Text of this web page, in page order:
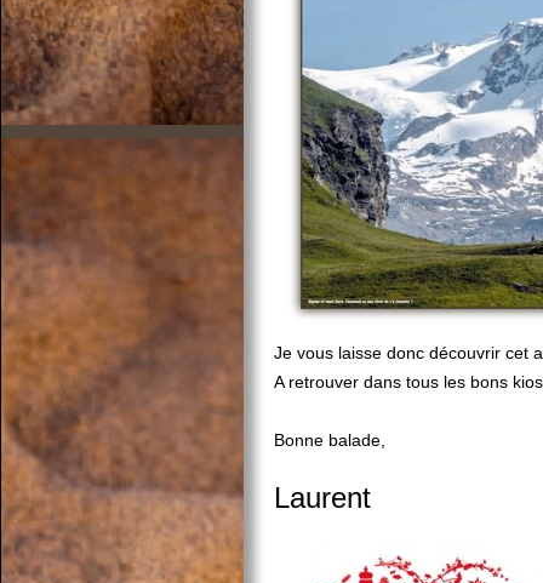
Je vous laisse donc découvrir cet
A retrouver dans tous les bons
Bonne balade,
Laurent